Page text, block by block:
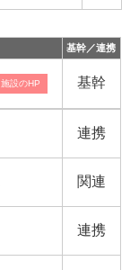
基幹／連携
基幹
連携
関連
連携